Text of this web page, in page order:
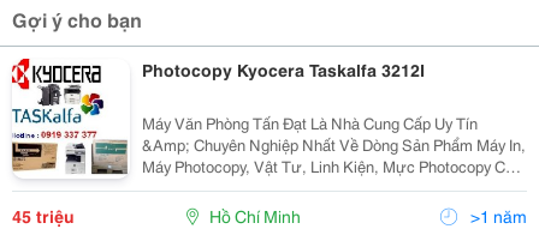
Gợi ý cho bạn
Photocopy Kyocera Taskalfa 3212I
Máy Văn Phòng Tấn Đạt Là Nhà Cung Cấp Uy Tín
&Amp; Chuyên Nghiệp Nhất Về Dòng Sản Phẩm Máy In,
Máy Photocopy, Vật Tư, Linh Kiện, Mực Photocopy Của
Nhật Như : Kyocera (Mita )Taskalfa, Xerox, Ricoh, Hp
Mfp, Toshiba Tại Tp Hcm Thời Buổi Kinh Tế...
45 triệu Hồ Chí Minh >1 năm